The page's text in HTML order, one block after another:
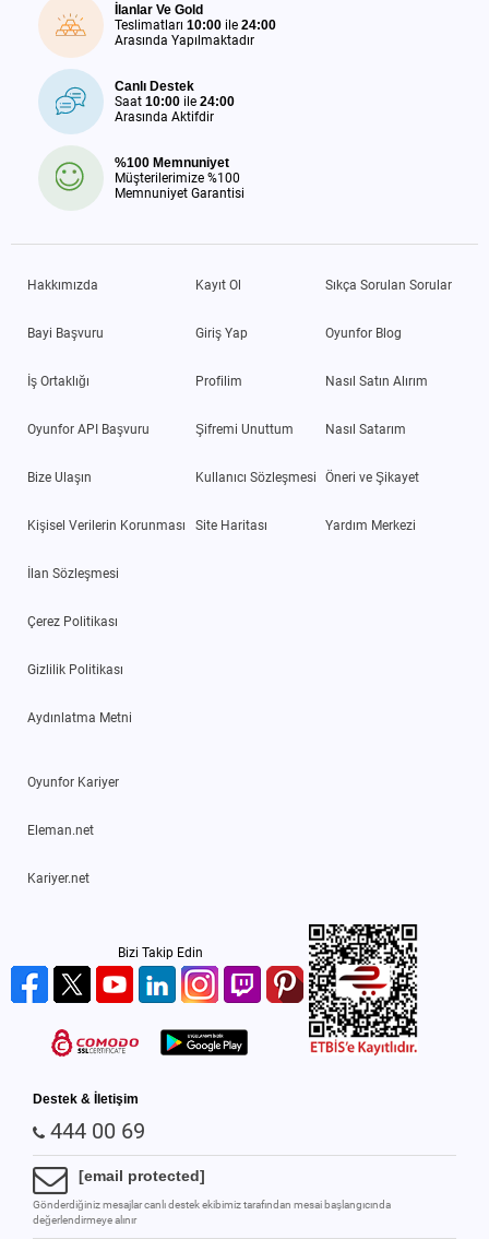
İlanlar Ve Gold
Teslimatları 10:00 ile 24:00
Arasında Yapılmaktadır
Canlı Destek
Saat 10:00 ile 24:00
Arasında Aktifdir
%100 Memnuniyet
Müşterilerimize %100
Memnuniyet Garantisi
Hakkımızda
Bayi Başvuru
İş Ortaklığı
Oyunfor API Başvuru
Bize Ulaşın
Kişisel Verilerin Korunması
İlan Sözleşmesi
Çerez Politikası
Gizlilik Politikası
Aydınlatma Metni
Kayıt Ol
Giriş Yap
Profilim
Şifremi Unuttum
Kullanıcı Sözleşmesi
Site Haritası
Sıkça Sorulan Sorular
Oyunfor Blog
Nasıl Satın Alırım
Nasıl Satarım
Öneri ve Şikayet
Yardım Merkezi
Oyunfor Kariyer
Eleman.net
Kariyer.net
Bizi Takip Edin
Destek & İletişim
444 00 69
[email protected]
Gönderdiğiniz mesajlar canlı destek ekibimiz tarafından mesai başlangıcında
değerlendirmeye alınır